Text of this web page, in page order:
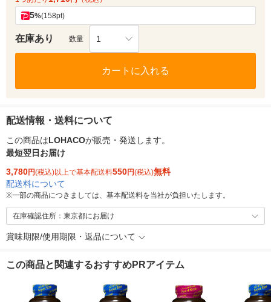
5%(158pt)
在庫あり 数量 1
カートに入れる
配送情報・送料について
この商品はLOHACOが販売・発送します。
最短翌日お届け
3,780円(税込)以上で基本配送料550円(税込)無料
配送料について
※一部の商品につきましては、基本配送料を当社が負担いたします。
在庫確認住所：東京都にお届け
賞味期限/使用期限・返品について
この商品と関連するおすすめPRアイテム